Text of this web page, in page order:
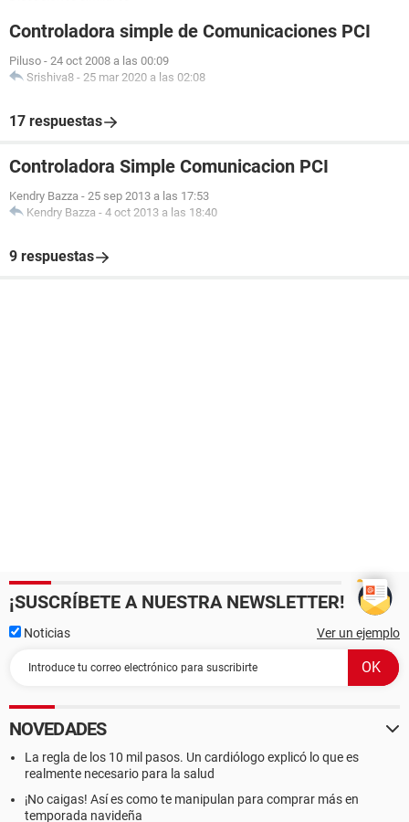
Controladora simple de Comunicaciones PCI
Piluso - 24 oct 2008 a las 00:09
Srishiva8 - 25 mar 2020 a las 02:08
17 respuestas
Controladora Simple Comunicacion PCI
Kendry Bazza - 25 sep 2013 a las 17:53
Kendry Bazza - 4 oct 2013 a las 18:40
9 respuestas
¡SUSCRÍBETE A NUESTRA NEWSLETTER!
Noticias Ver un ejemplo
NOVEDADES
La regla de los 10 mil pasos. Un cardiólogo explicó lo que es
realmente necesario para la salud
¡No caigas! Así es como te manipulan para comprar más en
temporada navideña